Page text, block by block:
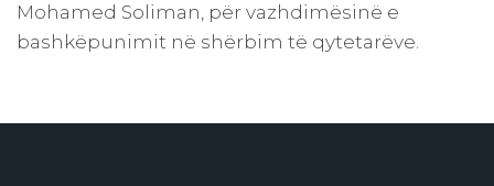
Mohamed Soliman, për vazhdimësinë e
bashkëpunimit në shërbim të qytetarëve.